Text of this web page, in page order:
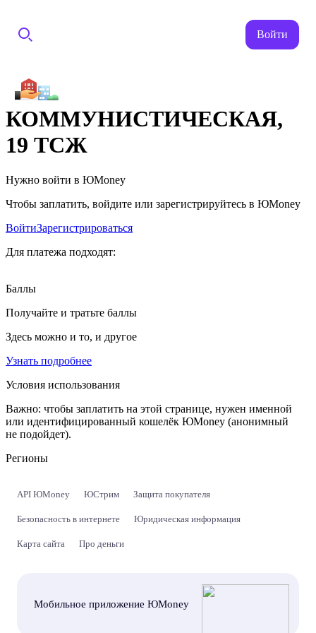
Войти
КОММУНИСТИЧЕСКАЯ,
19 ТСЖ
Нужно войти в ЮMoney
Чтобы заплатить, войдите или зарегистрируйтесь в ЮMoney
ВойтиЗарегистрироваться
Для платежа подходят:
Баллы
Получайте и тратьте баллы
Здесь можно и то, и другое
Узнать подробнее
Условия использования
Важно: чтобы заплатить на этой странице, нужен именной
или идентифицированный кошелёк ЮMoney (анонимный
не подойдет).
Регионы
API ЮMoney ЮСтрим Защита покупателя
Безопасность в интернете Юридическая информация
Карта сайта Про деньги
Мобильное приложение ЮMoney